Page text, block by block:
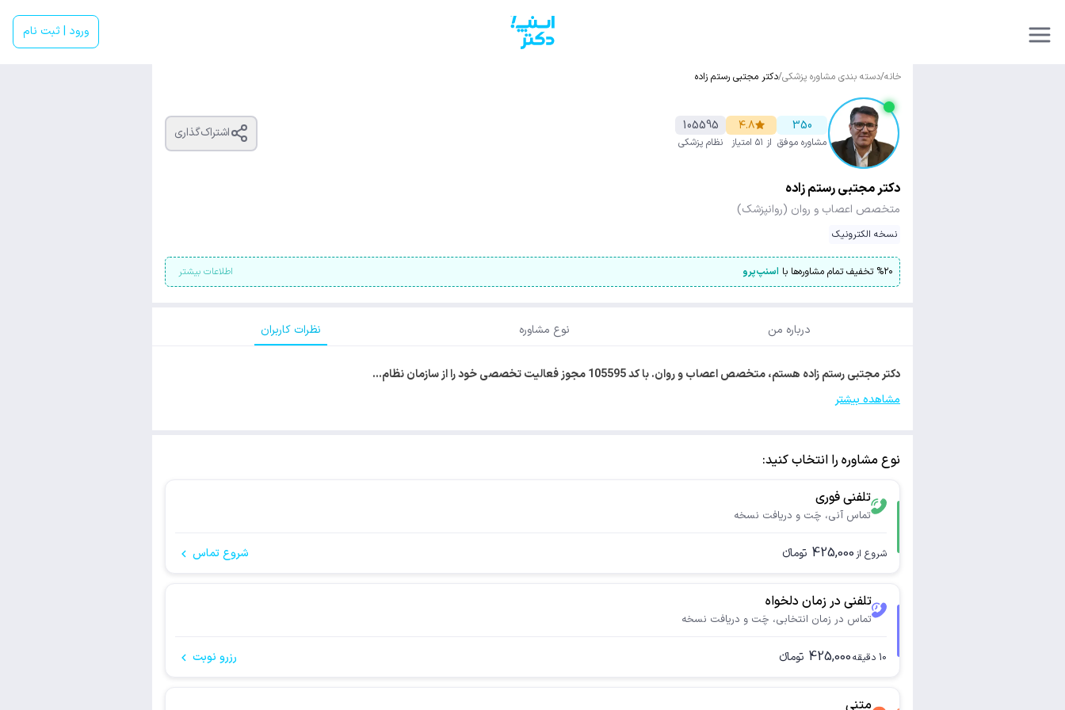
ورود | ثبت نام
خانه/دسته بندی مشاوره پزشکی/دکتر مجتبی رستم زاده
350
مشاوره موفق
۴.۸
از ۵۱ امتیاز
105595
نظام پزشکی
اشتراک‌گذاری
دکتر مجتبی رستم زاده
متخصص اعصاب و روان (روانپزشک)
نسخه الکترونیک
%۲۰ تخفیف تمام مشاوره‌ها با اسنپ‌پرو اطلاعات بیشتر
درباره من نوع مشاوره نظرات کاربران
دکتر مجتبی رستم زاده هستم، متخصص اعصاب و روان. با کد 105595 مجوز فعالیت تخصصی خود را از سازمان نظام…
مشاهده بیشتر
نوع مشاوره را انتخاب کنید:
تلفنی فوری
تماس آنی، چَت و دریافت نسخه
شروع از 425,000 تومانء شروع تماس
تلفنی در زمان دلخواه
تماس در زمان انتخابی، چَت و دریافت نسخه
10 دقیقه425,000 تومانء رزرو نوبت
متنی